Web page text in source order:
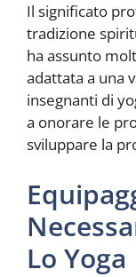
Il significato
tradizione
ha assunto
adattata a una
insegnanti di
a onorare le
sviluppare la
Lo Yoga